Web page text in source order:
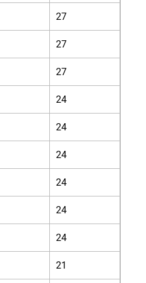
27
27
27
24
24
24
24
24
24
21